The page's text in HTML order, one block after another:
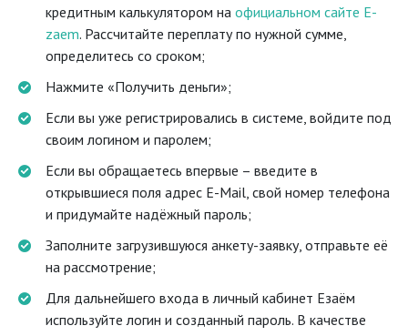
кредитным калькулятором на официальном сайте E-
zaem. Рассчитайте переплату по нужной сумме,
определитесь со сроком;
Нажмите «Получить деньги»;
Если вы уже регистрировались в системе, войдите под
своим логином и паролем;
Если вы обращаетесь впервые – введите в
открывшиеся поля адрес E-Mail, свой номер телефона
и придумайте надёжный пароль;
Заполните загрузившуюся анкету-заявку, отправьте её
на рассмотрение;
Для дальнейшего входа в личный кабинет Езаём
используйте логин и созданный пароль. В качестве